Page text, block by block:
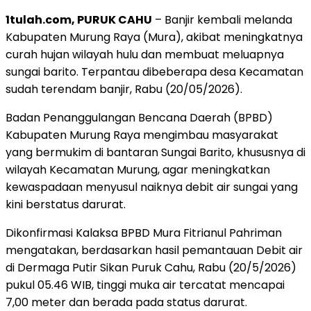
1tulah.com, PURUK CAHU – Banjir kembali melanda
Kabupaten Murung Raya (Mura), akibat meningkatnya
curah hujan wilayah hulu dan membuat meluapnya
sungai barito. Terpantau dibeberapa desa Kecamatan
sudah terendam banjir, Rabu (20/05/2026).
Badan Penanggulangan Bencana Daerah (BPBD)
Kabupaten Murung Raya mengimbau masyarakat
yang bermukim di bantaran Sungai Barito, khususnya di
wilayah Kecamatan Murung, agar meningkatkan
kewaspadaan menyusul naiknya debit air sungai yang
kini berstatus darurat.
Dikonfirmasi Kalaksa BPBD Mura Fitrianul Pahriman
mengatakan, berdasarkan hasil pemantauan Debit air
di Dermaga Putir Sikan Puruk Cahu, Rabu (20/5/2026)
pukul 05.46 WIB, tinggi muka air tercatat mencapai
7,00 meter dan berada pada status darurat.